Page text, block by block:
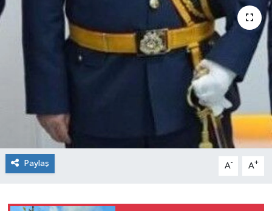
Paylaş A- A+